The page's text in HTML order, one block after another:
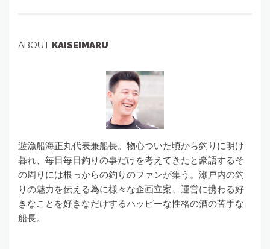
ABOUT KAISEIMARU
遊漁船海正丸代表兼船長。物心ついた頃から釣りに明け
暮れ、毎日毎日釣りの事だけを考えてきたと豪語するそ
の周りには根っからの釣りのファンが集う。瀬戸内の釣
りの魅力を伝える為に様々な企画立案、運営に携わる好
きなことを好きなだけするハッピーな性格の酒の苦手な
船長。